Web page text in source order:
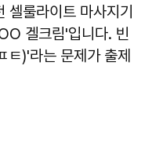
룰라이트 마사지기
겔크림'입니다. 빈
ㅌ)'라는 문제가 출제